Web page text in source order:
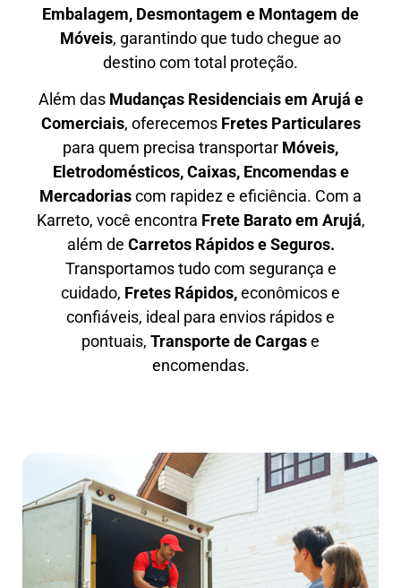
Embalagem, Desmontagem e Montagem de
Móveis, garantindo que tudo chegue ao
destino com total proteção.
Além das Mudanças Residenciais em Arujá e
Comerciais, oferecemos Fretes Particulares
para quem precisa transportar Móveis,
Eletrodomésticos, Caixas, Encomendas e
Mercadoriascom rapidez e eficiência. Com a
Karreto, você encontra Frete Barato em Arujá,
além de Carretos Rápidos e Seguros.
Transportamos tudo com segurança e
cuidado, Fretes Rápidos,econômicos e
confiáveis, ideal para envios rápidos e
pontuais, Transporte de Cargase
encomendas.